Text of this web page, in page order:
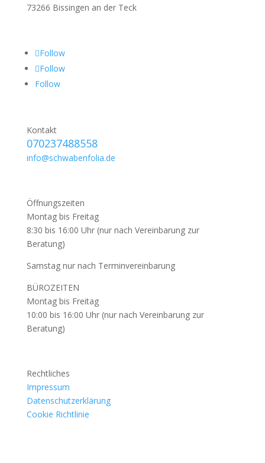
73266 Bissingen an der Teck
Follow
Follow
Follow
Kontakt
070237488558
info@schwabenfolia.de
Öffnungszeiten
Montag bis Freitag
8:30 bis 16:00 Uhr (nur nach Vereinbarung zur
Beratung)
Samstag nur nach Terminvereinbarung
BÜROZEITEN
Montag bis Freitag
10:00 bis 16:00 Uhr (nur nach Vereinbarung zur
Beratung)
Rechtliches
Impressum
Datenschutzerklärung
Cookie Richtlinie